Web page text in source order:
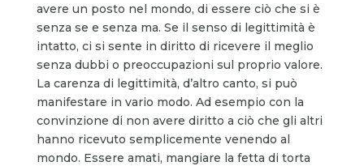
avere un posto nel mondo, di essere ciò che si è
senza se e senza ma. Se il senso di legittimità è
intatto, ci si sente in diritto di ricevere il meglio
senza dubbi o preoccupazioni sul proprio valore.
La carenza di legittimità, d’altro canto, si può
manifestare in vario modo. Ad esempio con la
convinzione di non avere diritto a ciò che gli altri
hanno ricevuto semplicemente venendo al
mondo. Essere amati, mangiare la fetta di torta